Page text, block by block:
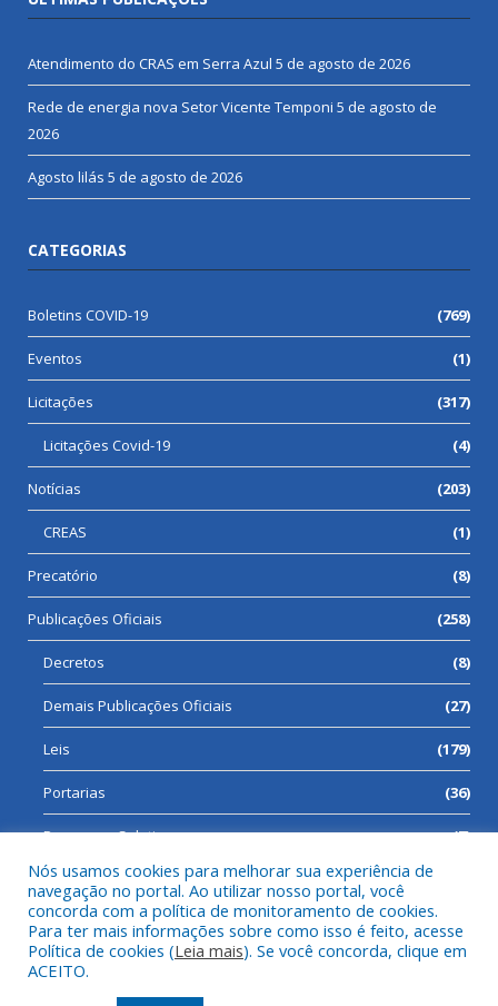
Atendimento do CRAS em Serra Azul 5 de agosto de 2026
Rede de energia nova Setor Vicente Temponi 5 de agosto de
2026
Agosto lilás 5 de agosto de 2026
CATEGORIAS
Boletins COVID-19 (769)
Eventos (1)
Licitações (317)
Licitações Covid-19 (4)
Notícias (203)
CREAS (1)
Precatório (8)
Publicações Oficiais (258)
Decretos (8)
Demais Publicações Oficiais (27)
Leis (179)
Portarias (36)
Processos Seletivos (7)
Todos os direitos reservados a Prefeitura Municipal de Cumaru
do Norte.
Nós usamos cookies para melhorar sua experiência de
navegação no portal. Ao utilizar nosso portal, você
concorda com a política de monitoramento de cookies.
Para ter mais informações sobre como isso é feito, acesse
Política de cookies (Leia mais). Se você concorda, clique em
ACEITO.